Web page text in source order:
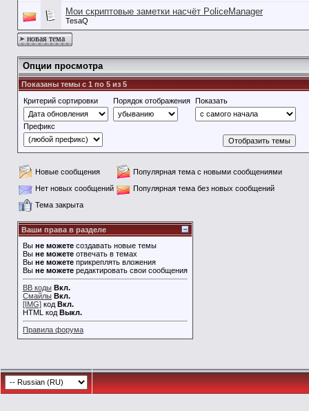
Мои скриптовые заметки насчёт PoliceManager
TesaQ
новая тема
Опции просмотра
Показаны темы с 1 по 5 из 5
Критерий сортировки
Порядок отображения Показать
Префикс
Новые сообщения
Популярная тема с новыми сообщениями
Нет новых сообщений
Популярная тема без новых сообщений
Тема закрыта
Ваши права в разделе
Вы не можете создавать новые темы
Вы не можете отвечать в темах
Вы не можете прикреплять вложения
Вы не можете редактировать свои сообщения
BB коды Вкл.
Смайлы Вкл.
[IMG] код Вкл.
HTML код Выкл.
Правила форума